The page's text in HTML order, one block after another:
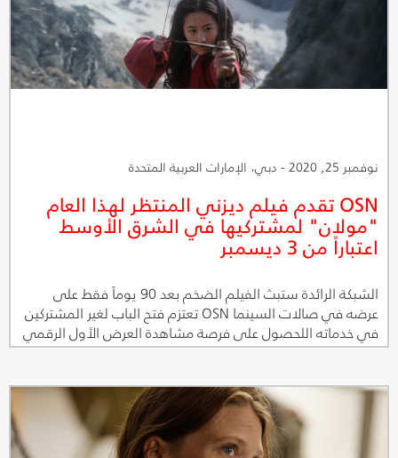
نوفمبر 25, 2020 - دبي، الإمارات العربية المتحدة
OSN تقدم فيلم ديزني المنتظر لهذا العام
"مولان" لمشتركيها في الشرق الأوسط
اعتباراً من 3 ديسمبر
الشبكة الرائدة ستبث الفيلم الضخم بعد 90 يوماً فقط على
عرضه في صالات السينما OSN تعتزم فتح الباب لغير المشتركين
في خدماته اللحصول على فرصة مشاهدة العرض الأول الرقمي
لفيلم مولان مع إمكانية الوصول إلى خدمات تطبيق OSN
شابة شجاعة تصبح واحدةً من أعظم المحاربين في الصين بعد أن
خاطرت بحياتها لحماية عائلتها ووطنها